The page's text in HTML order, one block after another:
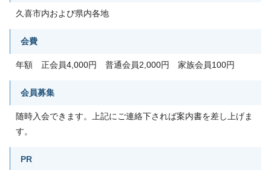
久喜市内および県内各地
会費
年額 正会員4,000円 普通会員2,000円 家族会員100円
会員募集
随時入会できます。上記にご連絡下されば案内書を差し上げま
す。
PR